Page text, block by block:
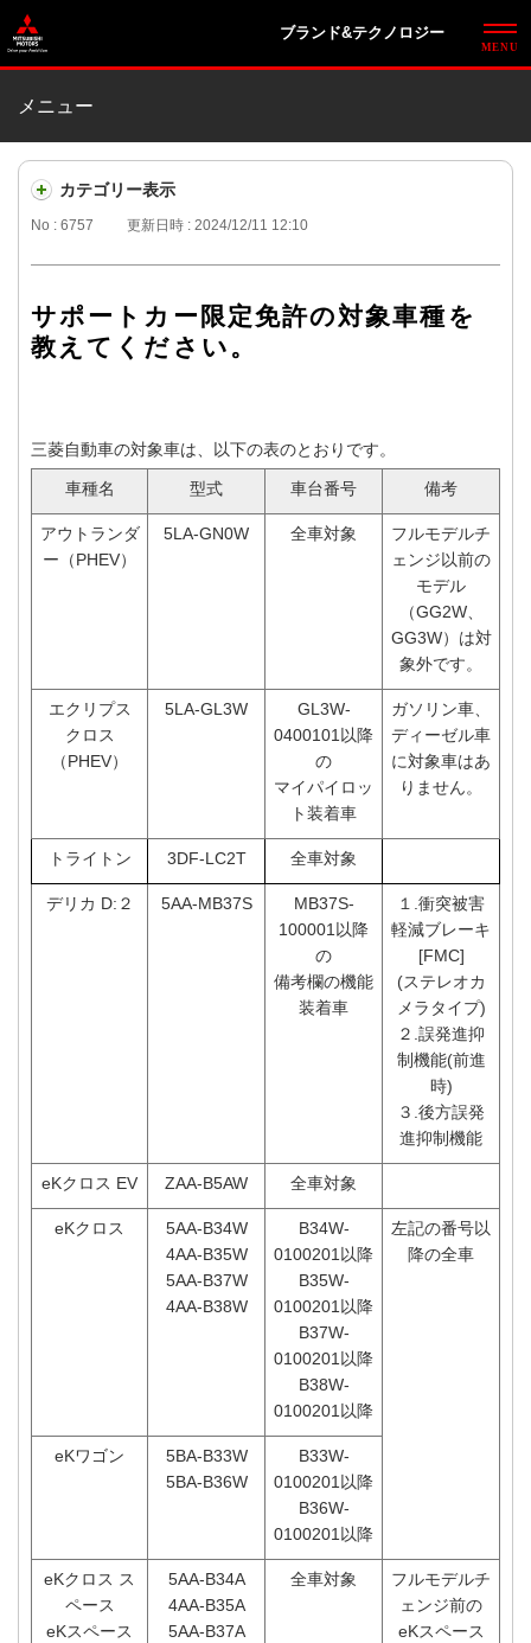
ブランド&テクノロジー
メニュー
カテゴリー表示
No : 6757 更新日時 : 2024/12/11 12:10
サポートカー限定免許の対象車種を
教えてください。
三菱自動車の対象車は、以下の表のとおりです。
車種名 型式 車台番号 備考
アウトランダ
ー（PHEV）
5LA-GN0W 全車対象
フルモデルチ
ェンジ以前の
モデル
（GG2W、
GG3W）は対
象外です。
エクリプス
クロス
（PHEV）
5LA-GL3W
GL3W-
0400101以降
の
マイパイロッ
ト装着車
ガソリン車、
ディーゼル車
に対象車はあ
りません。
トライトン 3DF-LC2T 全車対象
デリカ D:２ 5AA-MB37S
MB37S-
100001以降
の
備考欄の機能
装着車
１.衝突被害
軽減ブレーキ
[FMC]
(ステレオカ
メラタイプ)
２.誤発進抑
制機能(前進
時)
３.後方誤発
進抑制機能
eKクロス EV ZAA-B5AW 全車対象
eKクロス
5AA-B34W
4AA-B35W
5AA-B37W
4AA-B38W
B34W-
0100201以降
B35W-
0100201以降
B37W-
0100201以降
B38W-
0100201以降
左記の番号以
降の全車
eKワゴン
5BA-B33W
5BA-B36W
B33W-
0100201以降
B36W-
0100201以降
eKクロス ス
ペース
eKスペース
5AA-B34A
4AA-B35A
5AA-B37A
全車対象
フルモデルチ
ェンジ前の
eKスペース